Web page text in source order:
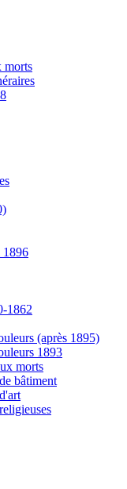
morts
1896
1862
(après 1895)
1893
morts
bâtiment